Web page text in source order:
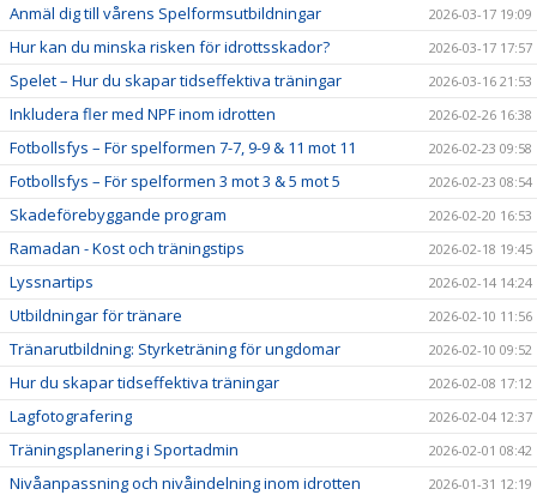
Anmäl dig till vårens Spelformsutbildningar 2026-03-17 19:09
Hur kan du minska risken för idrottsskador? 2026-03-17 17:57
Spelet – Hur du skapar tidseffektiva träningar 2026-03-16 21:53
Inkludera fler med NPF inom idrotten 2026-02-26 16:38
Fotbollsfys – För spelformen 7-7, 9-9 & 11 mot 11 2026-02-23 09:58
Fotbollsfys – För spelformen 3 mot 3 & 5 mot 5 2026-02-23 08:54
Skadeförebyggande program 2026-02-20 16:53
Ramadan - Kost och träningstips 2026-02-18 19:45
Lyssnartips 2026-02-14 14:24
Utbildningar för tränare 2026-02-10 11:56
Tränarutbildning: Styrketräning för ungdomar 2026-02-10 09:52
Hur du skapar tidseffektiva träningar 2026-02-08 17:12
Lagfotografering 2026-02-04 12:37
Träningsplanering i Sportadmin 2026-02-01 08:42
Nivåanpassning och nivåindelning inom idrotten 2026-01-31 12:19